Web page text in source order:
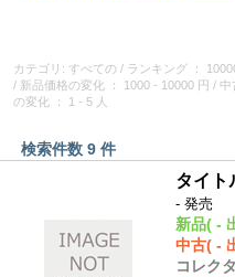
カテゴリ: すべての / ランキング ：
/ 新品価格の変化 ： 1000 - 10000 円 / 中
の変化
： 1 - 5 人
検索件数 9 件
タイト
- 発売
新品( -
中古( -
コレク